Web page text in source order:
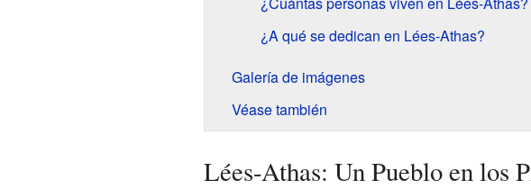
¿A qué se dedican en Lées-Athas?
Galería de imágenes
Véase también
Lées-Athas: Un Pueblo en los